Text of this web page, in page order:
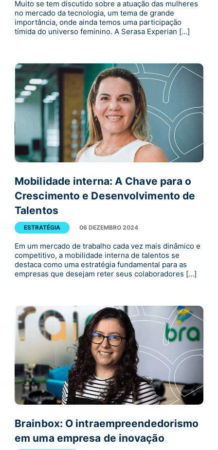
Muito se tem discutido sobre a atuação das mulheres
no mercado da tecnologia, um tema de grande
importância, onde ainda temos uma participação
tímida do universo feminino. A Serasa Experian […]
Mobilidade interna: A Chave para o
Crescimento e Desenvolvimento de
Talentos
ESTRATÉGIA 06 DEZEMBRO 2024
Em um mercado de trabalho cada vez mais dinâmico e
competitivo, a mobilidade interna de talentos se
destaca como uma estratégia fundamental para as
empresas que desejam reter seus colaboradores […]
Brainbox: O intraempreendedorismo
em uma empresa de inovação